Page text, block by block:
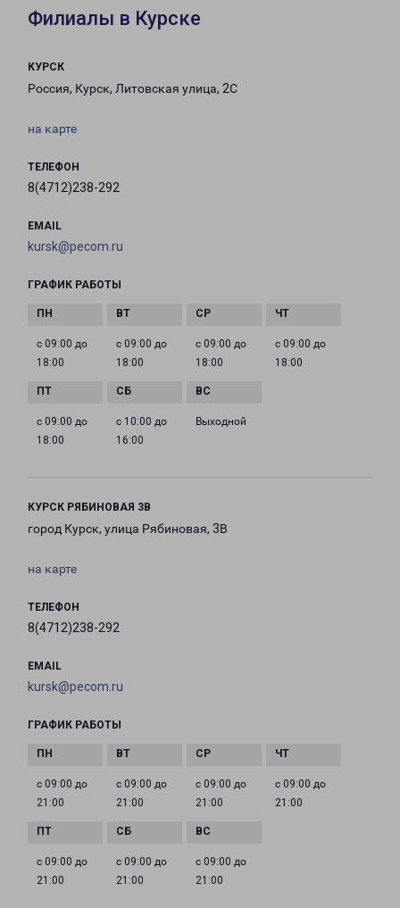
Филиалы в Курске
КУРСК
Россия, Курск, Литовская улица, 2С
на карте
ТЕЛЕФОН
8(4712)238-292
EMAIL
kursk@pecom.ru
ГРАФИК РАБОТЫ
с 09:00 до
18:00
с 09:00 до
18:00
с 09:00 до
18:00
с 09:00 до
18:00
с 09:00 до
18:00
с 10:00 до
16:00
Выходной
КУРСК РЯБИНОВАЯ 3В
город Курск, улица Рябиновая, 3В
на карте
ТЕЛЕФОН
8(4712)238-292
EMAIL
kursk@pecom.ru
ГРАФИК РАБОТЫ
с 09:00 до
21:00
с 09:00 до
21:00
с 09:00 до
21:00
с 09:00 до
21:00
с 09:00 до
21:00
с 09:00 до
21:00
с 09:00 до
21:00